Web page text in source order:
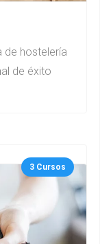
de hostelería
de éxito
3 Cursos